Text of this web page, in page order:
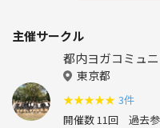
主催サークル
都内ヨガコミュ
東京都
★★★★★ 3件
開催数 11回 過去